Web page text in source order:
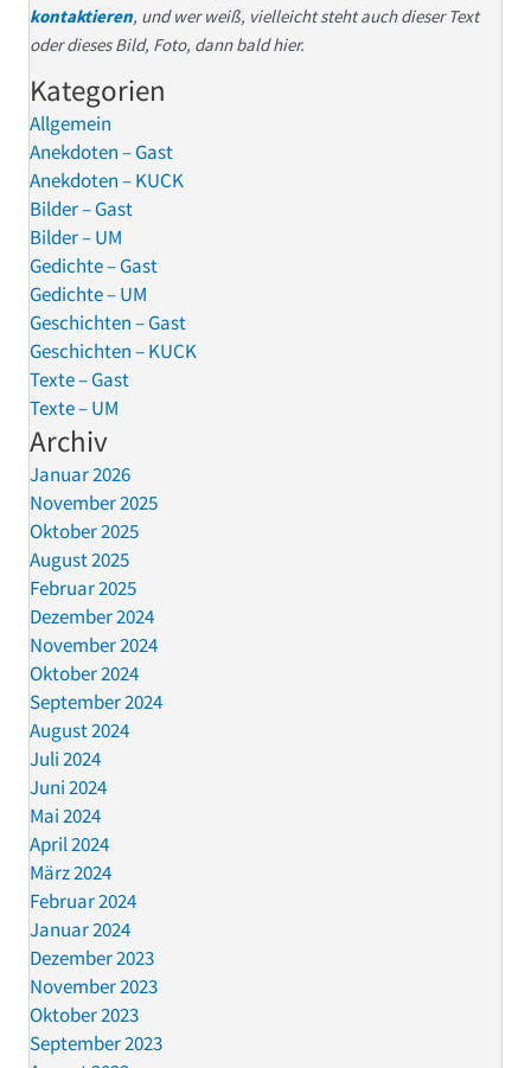
kontaktieren, und wer weiß, vielleicht steht auch dieser Text
oder dieses Bild, Foto, dann bald hier.
Kategorien
Allgemein
Anekdoten – Gast
Anekdoten – KUCK
Bilder – Gast
Bilder – UM
Gedichte – Gast
Gedichte – UM
Geschichten – Gast
Geschichten – KUCK
Texte – Gast
Texte – UM
Archiv
Januar 2026
November 2025
Oktober 2025
August 2025
Februar 2025
Dezember 2024
November 2024
Oktober 2024
September 2024
August 2024
Juli 2024
Juni 2024
Mai 2024
April 2024
März 2024
Februar 2024
Januar 2024
Dezember 2023
November 2023
Oktober 2023
September 2023